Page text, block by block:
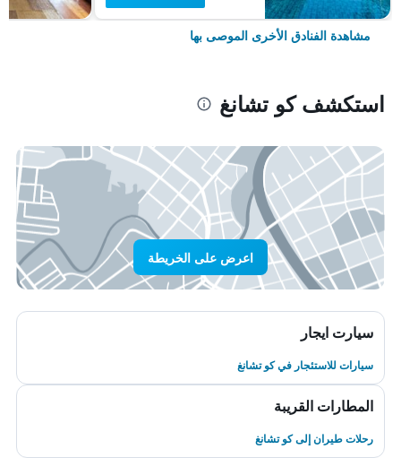
مشاهدة الفنادق الأخرى الموصى بها
استكشف كو تشانغ
اعرض على الخريطة
سيارت ايجار
سيارات للاستئجار في كو تشانغ
المطارات القريبة
رحلات طيران إلى كو تشانغ